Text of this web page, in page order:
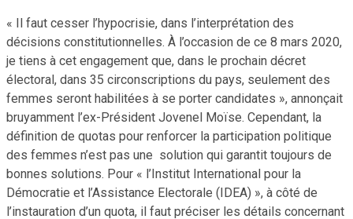
« Il faut cesser l’hypocrisie, dans l’interprétation des
décisions constitutionnelles. À l’occasion de ce 8 mars 2020,
je tiens à cet engagement que, dans le prochain décret
électoral, dans 35 circonscriptions du pays, seulement des
femmes seront habilitées à se porter candidates », annonçait
bruyamment l’ex-Président Jovenel Moïse. Cependant, la
définition de quotas pour renforcer la participation politique
des femmes n’est pas une solution qui garantit toujours de
bonnes solutions. Pour « l’Institut International pour la
Démocratie et l’Assistance Electorale (IDEA) », à côté de
l’instauration d’un quota, il faut préciser les détails concernant